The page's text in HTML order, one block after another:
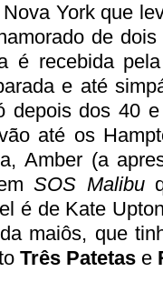
York que
de
é recebida
e até
depois dos 40
até os
Amber (a
SOS Malibu
é de Kate
maiôs, que
Três Patetas e